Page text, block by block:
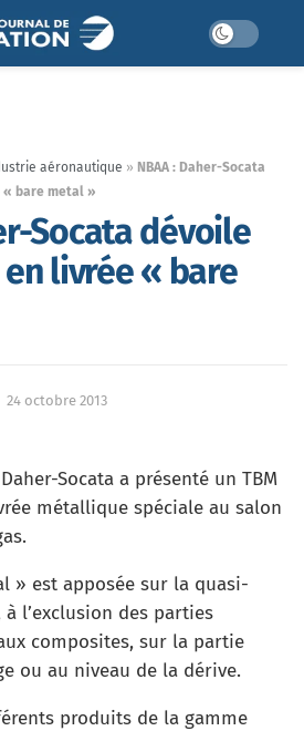
aéronautique » NBAA : Daher-Socata
« bare metal »
Socata dévoile
en livrée « bare
24 octobre 2013
Socata a présenté un TBM
métallique spéciale au salon
» est apposée sur la quasi-
l’exclusion des parties
composites, sur la partie
ou au niveau de la dérive.
produits de la gamme